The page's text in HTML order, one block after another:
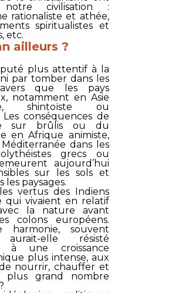
notre civilisation :
rationaliste et athée,
spiritualistes et
etc.
ailleurs ?
plus attentif à la
par tomber dans les
que les pays
notamment en Asie
shintoïste ou
Les conséquences de
sur brûlis ou du
en Afrique animiste,
Méditerranée dans les
grecs ou
aujourd’hui
sur les sols et
les paysages.
vertus des Indiens
qui vivaient en relatif
la nature avant
colons européens.
harmonie, souvent
aurait-elle résisté
à une croissance
plus intense, aux
nourrir, chauffer et
plus grand nombre